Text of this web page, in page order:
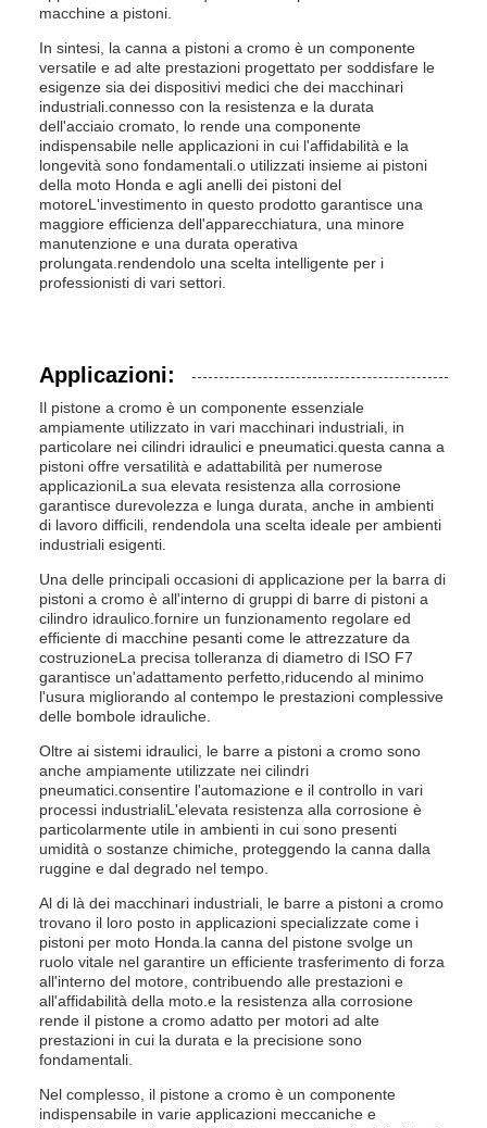
macchine a pistoni.
In sintesi, la canna a pistoni a cromo è un componente
versatile e ad alte prestazioni progettato per soddisfare le
esigenze sia dei dispositivi medici che dei macchinari
industriali.connesso con la resistenza e la durata
dell'acciaio cromato, lo rende una componente
indispensabile nelle applicazioni in cui l'affidabilità e la
longevità sono fondamentali.o utilizzati insieme ai pistoni
della moto Honda e agli anelli dei pistoni del
motoreL'investimento in questo prodotto garantisce una
maggiore efficienza dell'apparecchiatura, una minore
manutenzione e una durata operativa
prolungata.rendendolo una scelta intelligente per i
professionisti di vari settori.
Applicazioni:
Il pistone a cromo è un componente essenziale
ampiamente utilizzato in vari macchinari industriali, in
particolare nei cilindri idraulici e pneumatici.questa canna a
pistoni offre versatilità e adattabilità per numerose
applicazioniLa sua elevata resistenza alla corrosione
garantisce durevolezza e lunga durata, anche in ambienti
di lavoro difficili, rendendola una scelta ideale per ambienti
industriali esigenti.
Una delle principali occasioni di applicazione per la barra di
pistoni a cromo è all'interno di gruppi di barre di pistoni a
cilindro idraulico.fornire un funzionamento regolare ed
efficiente di macchine pesanti come le attrezzature da
costruzioneLa precisa tolleranza di diametro di ISO F7
garantisce un'adattamento perfetto,riducendo al minimo
l'usura migliorando al contempo le prestazioni complessive
delle bombole idrauliche.
Oltre ai sistemi idraulici, le barre a pistoni a cromo sono
anche ampiamente utilizzate nei cilindri
pneumatici.consentire l'automazione e il controllo in vari
processi industrialiL'elevata resistenza alla corrosione è
particolarmente utile in ambienti in cui sono presenti
umidità o sostanze chimiche, proteggendo la canna dalla
ruggine e dal degrado nel tempo.
Al di là dei macchinari industriali, le barre a pistoni a cromo
trovano il loro posto in applicazioni specializzate come i
pistoni per moto Honda.la canna del pistone svolge un
ruolo vitale nel garantire un efficiente trasferimento di forza
all'interno del motore, contribuendo alle prestazioni e
all'affidabilità della moto.e la resistenza alla corrosione
rende il pistone a cromo adatto per motori ad alte
prestazioni in cui la durata e la precisione sono
fondamentali.
Nel complesso, il pistone a cromo è un componente
indispensabile in varie applicazioni meccaniche e